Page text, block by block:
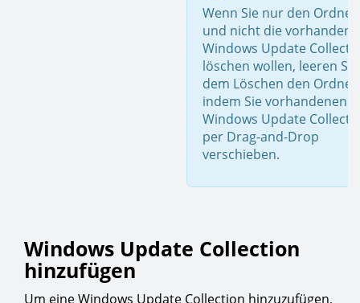
Wenn Sie nur den Ordner
und nicht die
Windows Update
löschen wollen, leeren
dem Löschen den Ordner,
indem Sie vorhandenen
Windows Update
per Drag-and-Drop
verschieben.
Windows Update Collection
hinzufügen
Um eine Windows Update Collection hinzuzufügen,